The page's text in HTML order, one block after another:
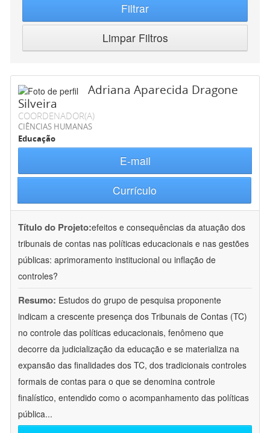
Filtrar
Limpar Filtros
Adriana Aparecida Dragone
Silveira
COORDENADOR(A)
CIÊNCIAS HUMANAS
Educação
E-mail
Currículo
Título do Projeto:efeitos e consequências da atuação dos
tribunais de contas nas políticas educacionais e nas gestões
públicas: aprimoramento institucional ou inflação de
controles?
Resumo: Estudos do grupo de pesquisa proponente
indicam a crescente presença dos Tribunais de Contas (TC)
no controle das políticas educacionais, fenômeno que
decorre da judicialização da educação e se materializa na
expansão das finalidades dos TC, dos tradicionais controles
formais de contas para o que se denomina controle
finalístico, entendido como o acompanhamento das políticas
pública...